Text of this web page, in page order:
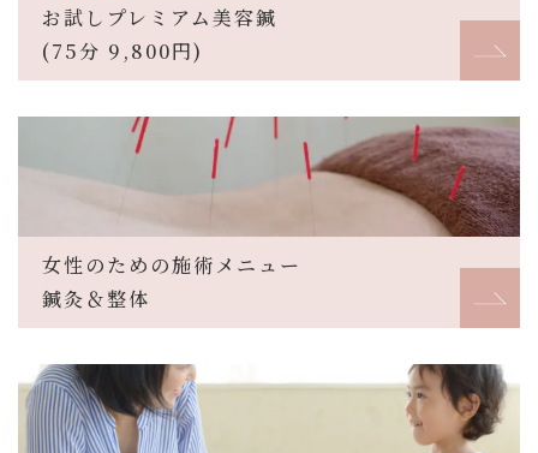
お試しプレミアム美容鍼
(75分 9,800円)
女性のための施術メニュー
鍼灸＆整体